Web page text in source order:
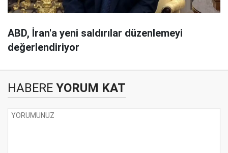
ABD, İran'a yeni saldırılar düzenlemeyi
değerlendiriyor
HABERE YORUM KAT